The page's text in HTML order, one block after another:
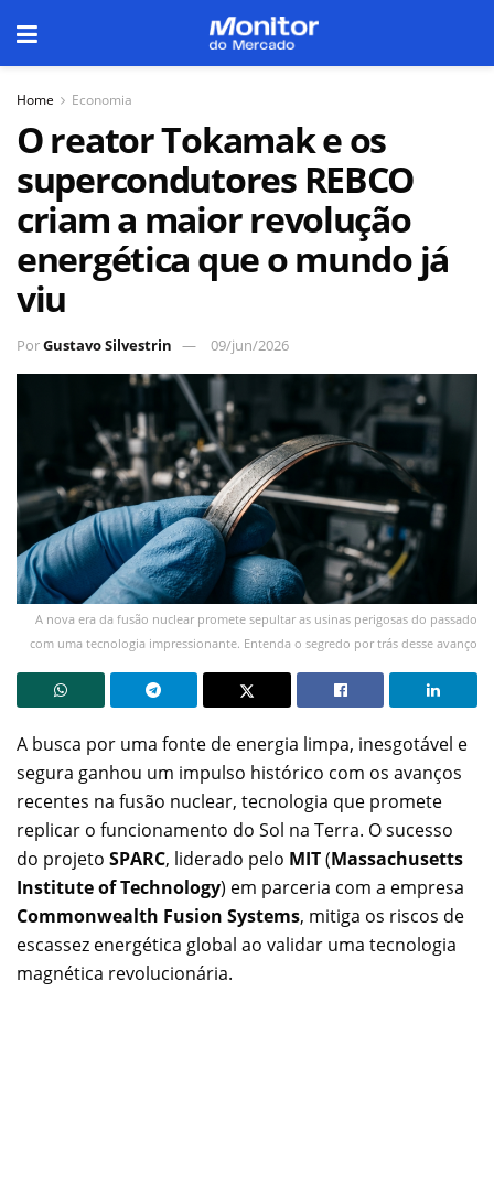
Home Economia
O reator Tokamak e os
supercondutores REBCO
criam a maior revolução
energética que o mundo já
viu
PorGustavo Silvestrin 09/jun/2026
A nova era da fusão nuclear promete sepultar as usinas perigosas do passado
com uma tecnologia impressionante. Entenda o segredo por trás desse avanço
A busca por uma fonte de energia limpa, inesgotável e
segura ganhou um impulso histórico com os avanços
recentes na fusão nuclear, tecnologia que promete
replicar o funcionamento do Sol na Terra. O sucesso
do projeto SPARC, liderado pelo MIT(Massachusetts
Institute of Technology) em parceria com a empresa
Commonwealth Fusion Systems, mitiga os riscos de
escassez energética global ao validar uma tecnologia
magnética revolucionária.